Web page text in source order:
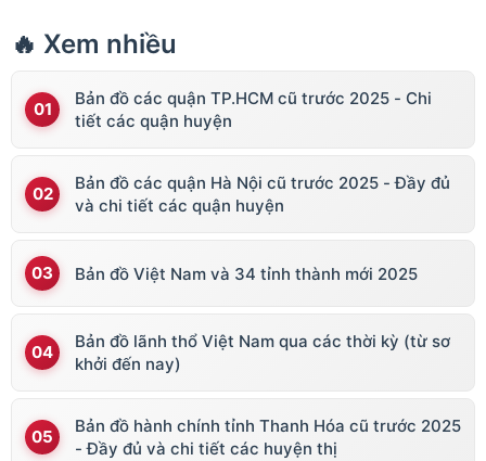
🔥 Xem nhiều
Bản đồ các quận TP.HCM cũ trước 2025 - Chi
tiết các quận huyện
Bản đồ các quận Hà Nội cũ trước 2025 - Đầy đủ
và chi tiết các quận huyện
Bản đồ Việt Nam và 34 tỉnh thành mới 2025
Bản đồ lãnh thổ Việt Nam qua các thời kỳ (từ sơ
khởi đến nay)
Bản đồ hành chính tỉnh Thanh Hóa cũ trước 2025
- Đầy đủ và chi tiết các huyện thị